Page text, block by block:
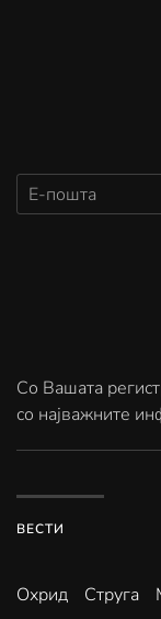
Со Вашата
со најважните
ВЕСТИ
Охрид Струга